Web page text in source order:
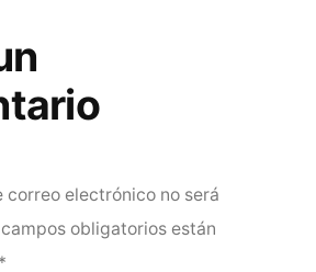
correo electrónico no será
obligatorios están
*